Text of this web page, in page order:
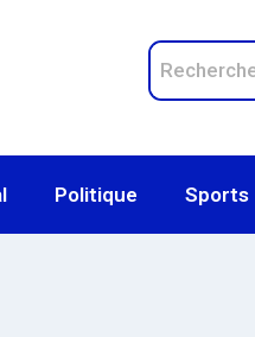
Politique Sports